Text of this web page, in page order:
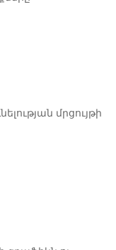
մրցույթի